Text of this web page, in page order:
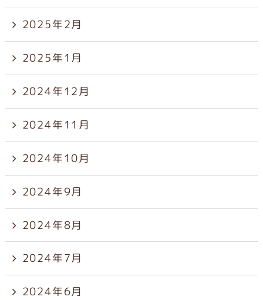
2025年2月
2025年1月
2024年12月
2024年11月
2024年10月
2024年9月
2024年8月
2024年7月
2024年6月